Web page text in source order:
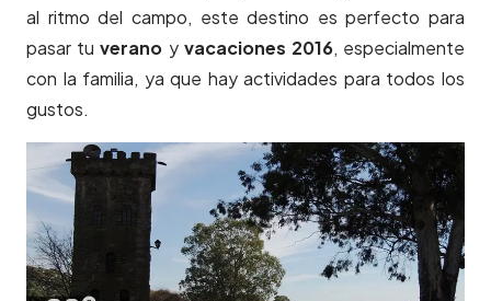
al ritmo del campo, este destino es perfecto para
pasar tuverano y vacaciones 2016, especialmente
con la familia, ya que hay actividades para todos los
gustos.